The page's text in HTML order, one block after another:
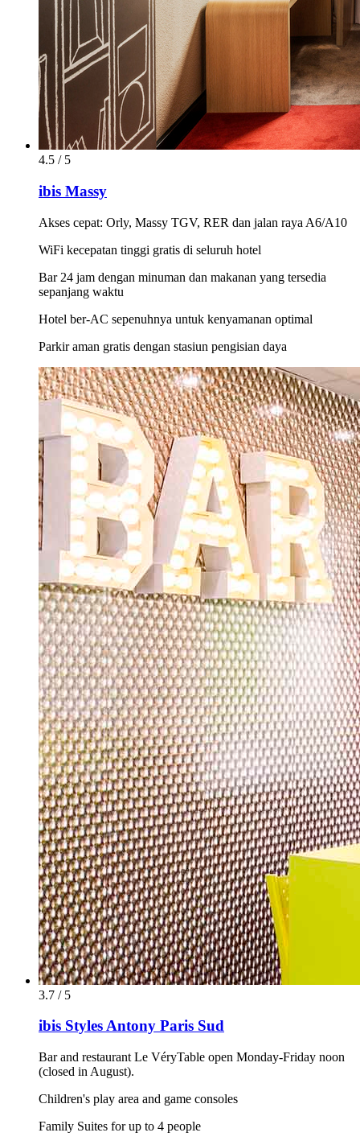
4.5 / 5
ibis Massy
Akses cepat: Orly, Massy TGV, RER dan jalan raya A6/A10
WiFi kecepatan tinggi gratis di seluruh hotel
Bar 24 jam dengan minuman dan makanan yang tersedia
sepanjang waktu
Hotel ber-AC sepenuhnya untuk kenyamanan optimal
Parkir aman gratis dengan stasiun pengisian daya
3.7 / 5
ibis Styles Antony Paris Sud
Bar and restaurant Le VéryTable open Monday-Friday noon
(closed in August).
Children's play area and game consoles
Family Suites for up to 4 people